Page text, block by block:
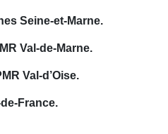
Seine-et-Marne.
Val-de-Marne.
Val-d’Oise.
France.